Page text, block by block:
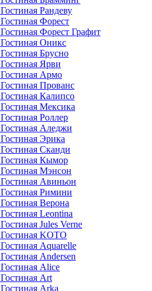
Гостиная Рандеву
Гостиная Форест
Гостиная Форест Графит
Гостиная Оникс
Гостиная Брусно
Гостиная Ярви
Гостиная Армо
Гостиная Прованс
Гостиная Калипсо
Гостиная Мексика
Гостиная Роллер
Гостиная Аледжи
Гостиная Эрика
Гостиная Сканди
Гостиная Кымор
Гостиная Мэнсон
Гостиная Авиньон
Гостиная Римини
Гостиная Верона
Гостиная Leontina
Гостиная Jules Verne
Гостиная KOTO
Гостиная Aquarelle
Гостиная Andersen
Гостиная Alice
Гостиная Art
Гостиная Arka